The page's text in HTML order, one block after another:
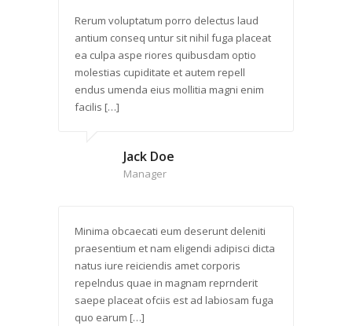
Rerum voluptatum porro delectus laud
antium conseq untur sit nihil fuga placeat
ea culpa aspe riores quibusdam optio
molestias cupiditate et autem repell
endus umenda eius mollitia magni enim
facilis […]
Jack Doe
Manager
Minima obcaecati eum deserunt deleniti
praesentium et nam eligendi adipisci dicta
natus iure reiciendis amet corporis
repelndus quae in magnam reprnderit
saepe placeat ofciis est ad labiosam fuga
quo earum […]